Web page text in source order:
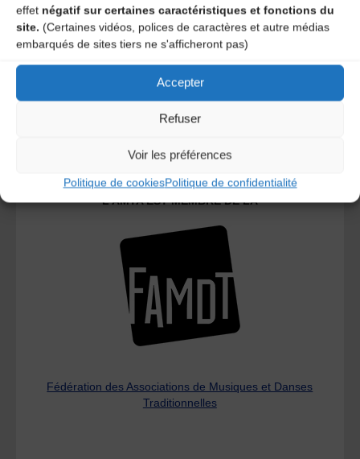
effet négatif sur certaines caractéristiques et fonctions du
site. (Certaines vidéos, polices de caractères et autre médias
embarqués de sites tiers ne s'afficheront pas)
Accepter
Refuser
Voir les préférences
Politique de cookiesPolitique de confidentialité
Le distributeur des musiques Trad'
L’AMTA EST MEMBRE DE LA
Fédération des Associations de Musiques et Danses
Traditionnelles